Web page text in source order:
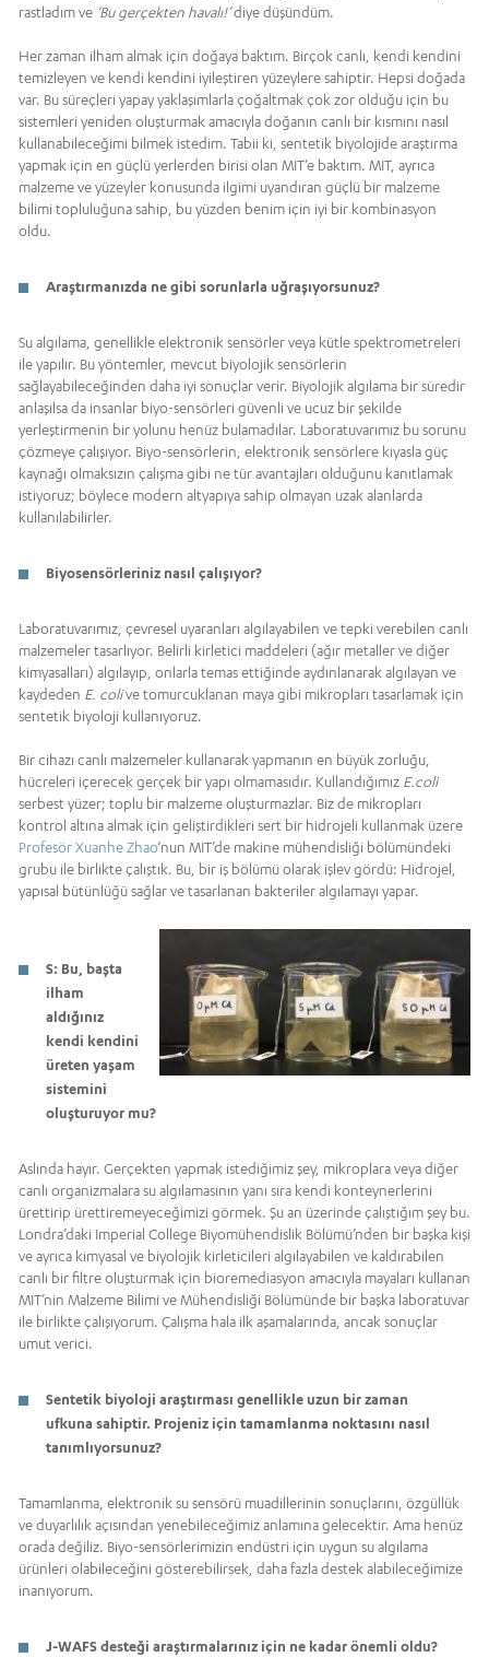
rastladım ve ‘Bu gerçekten havalı!’diye düşündüm.
Her zaman ilham almak için doğaya baktım. Birçok canlı, kendi kendini
temizleyen ve kendi kendini iyileştiren yüzeylere sahiptir. Hepsi doğada
var. Bu süreçleri yapay yaklaşımlarla çoğaltmak çok zor olduğu için bu
sistemleri yeniden oluşturmak amacıyla doğanın canlı bir kısmını nasıl
kullanabileceğimi bilmek istedim. Tabii ki, sentetik biyolojide araştırma
yapmak için en güçlü yerlerden birisi olan MIT’e baktım. MIT, ayrıca
malzeme ve yüzeyler konusunda ilgimi uyandıran güçlü bir malzeme
bilimi topluluğuna sahip, bu yüzden benim için iyi bir kombinasyon
oldu.
Araştırmanızda ne gibi sorunlarla uğraşıyorsunuz?
Su algılama, genellikle elektronik sensörler veya kütle spektrometreleri
ile yapılır. Bu yöntemler, mevcut biyolojik sensörlerin
sağlayabileceğinden daha iyi sonuçlar verir. Biyolojik algılama bir süredir
anlaşılsa da insanlar biyo-sensörleri güvenli ve ucuz bir şekilde
yerleştirmenin bir yolunu henüz bulamadılar. Laboratuvarımız bu sorunu
çözmeye çalışıyor. Biyo-sensörlerin, elektronik sensörlere kıyasla güç
kaynağı olmaksızın çalışma gibi ne tür avantajları olduğunu kanıtlamak
istiyoruz; böylece modern altyapıya sahip olmayan uzak alanlarda
kullanılabilirler.
Biyosensörleriniz nasıl çalışıyor?
Laboratuvarımız, çevresel uyaranları algılayabilen ve tepki verebilen canlı
malzemeler tasarlıyor. Belirli kirletici maddeleri (ağır metaller ve diğer
kimyasalları) algılayıp, onlarla temas ettiğinde aydınlanarak algılayan ve
kaydeden E. colive tomurcuklanan maya gibi mikropları tasarlamak için
sentetik biyoloji kullanıyoruz.
Bir cihazı canlı malzemeler kullanarak yapmanın en büyük zorluğu,
hücreleri içerecek gerçek bir yapı olmamasıdır. Kullandığımız E.coli
serbest yüzer; toplu bir malzeme oluşturmazlar. Biz de mikropları
kontrol altına almak için geliştirdikleri sert bir hidrojeli kullanmak üzere
Profesör Xuanhe Zhao‘nun MIT’de makine mühendisliği bölümündeki
grubu ile birlikte çalıştık. Bu, bir iş bölümü olarak işlev gördü: Hidrojel,
yapısal bütünlüğü sağlar ve tasarlanan bakteriler algılamayı yapar.
S: Bu, başta
ilham
aldığınız
kendi kendini
üreten yaşam
sistemini
oluşturuyor mu?
Aslında hayır. Gerçekten yapmak istediğimiz şey, mikroplara veya diğer
canlı organizmalara su algılamasının yanı sıra kendi konteynerlerini
ürettirip ürettiremeyeceğimizi görmek. Şu an üzerinde çalıştığım şey bu.
Londra’daki Imperial College Biyomühendislik Bölümü’nden bir başka kişi
ve ayrıca kimyasal ve biyolojik kirleticileri algılayabilen ve kaldırabilen
canlı bir filtre oluşturmak için bioremediasyon amacıyla mayaları kullanan
MIT’nin Malzeme Bilimi ve Mühendisliği Bölümünde bir başka laboratuvar
ile birlikte çalışıyorum. Çalışma hala ilk aşamalarında, ancak sonuçlar
umut verici.
Sentetik biyoloji araştırması genellikle uzun bir zaman
ufkuna sahiptir. Projeniz için tamamlanma noktasını nasıl
tanımlıyorsunuz?
Tamamlanma, elektronik su sensörü muadillerinin sonuçlarını, özgüllük
ve duyarlılık açısından yenebileceğimiz anlamına gelecektir. Ama henüz
orada değiliz. Biyo-sensörlerimizin endüstri için uygun su algılama
ürünleri olabileceğini gösterebilirsek, daha fazla destek alabileceğimize
inanıyorum.
J-WAFS desteği araştırmalarınız için ne kadar önemli oldu?